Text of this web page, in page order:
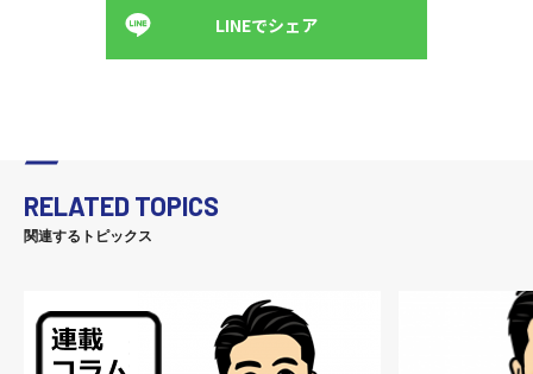
LINEでシェア
RELATED TOPICS
関連するトピックス